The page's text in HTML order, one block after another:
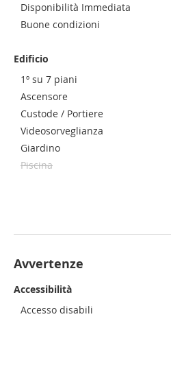
Disponibilità Immediata
Buone condizioni
Edificio
1º su 7 piani
Ascensore
Custode / Portiere
Videosorveglianza
Giardino
Piscina
Avvertenze
Accessibilità
Accesso disabili